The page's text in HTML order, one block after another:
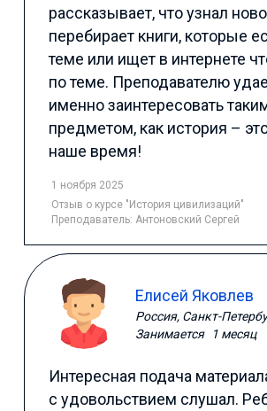
рассказывает, что узнал
перебирает книги, которые
теме или ищет в интернете
по теме. Преподавателю
именно заинтересовать
предметом, как история –
наше время!
1 ноября 2025
Отзыв о курсе "История цивилизаций"
Преподаватель: Антоновский Сергей
Елисей Яковлев
Россия, Санкт-
Занимается
1 месяц
Интересная подача
с удовольствием слушал.